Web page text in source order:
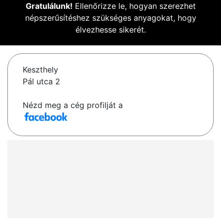
Gratulálunk! Ellenőrizze le, hogyan szerezhet
népszerűsítéshez szükséges anyagokat, hogy
élvezhesse sikerét.
Keszthely
Pál utca 2
Nézd meg a cég profilját a